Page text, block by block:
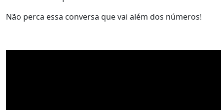
Não perca essa conversa que vai além dos números!